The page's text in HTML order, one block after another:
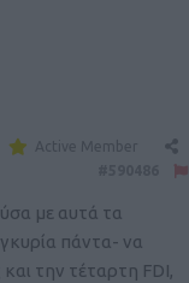
Active Member
με αυτά τα
πάντα- να
την τέταρτη FDI,